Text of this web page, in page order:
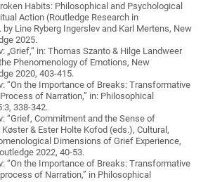
Habits: Philosophical and Psychological
Action (Routledge Research in
by Line Ryberg Ingerslev and Karl Mertens, New
2025.
„Grief,“ in: Thomas Szanto & Hilge Landweer
Phenomenology of Emotions, New
2020, 403-415.
“On the Importance of Breaks: Transformative
of Narration,” in: Philosophical
338-342.
“Grief, Commitment and the Sense of
Køster & Ester Holte Kofod (eds.), Cultural,
Dimensions of Grief Experience,
2022, 40-53.
“On the Importance of Breaks: Transformative
of Narration,” in Philosophical